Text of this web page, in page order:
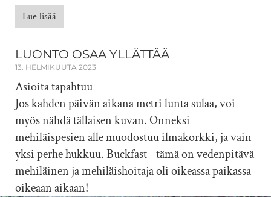
Lue lisää
LUONTO OSAA YLLÄTTÄÄ
13. HELMIKUUTA 2023
Asioita tapahtuu
Jos kahden päivän aikana metri lunta sulaa, voi
myös nähdä tällaisen kuvan. Onneksi
mehiläispesien alle muodostuu ilmakorkki, ja vain
yksi perhe hukkuu. Buckfast - tämä on vedenpitävä
mehiläinen ja mehiläishoitaja oli oikeassa paikassa
oikeaan aikaan!